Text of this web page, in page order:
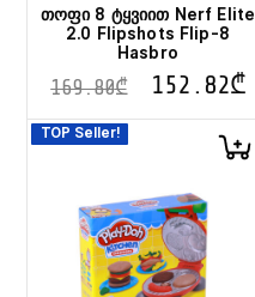
თოფი 8 ტყვიით Nerf Elite
2.0 Flipshots Flip-8
Hasbro
169.80₾ 152.82₾
TOP Seller!